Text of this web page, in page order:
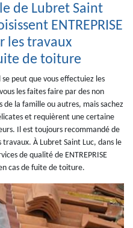
de Lubret Saint
ENTREPRISE
les travaux
de toiture
peut que vous effectuiez les
les faites faire par des non
de la famille ou autres, mais sachez
et requièrent une certaine
Il est toujours recommandé de
À Lubret Saint Luc, dans le
de qualité de ENTREPRISE
cas de fuite de toiture.